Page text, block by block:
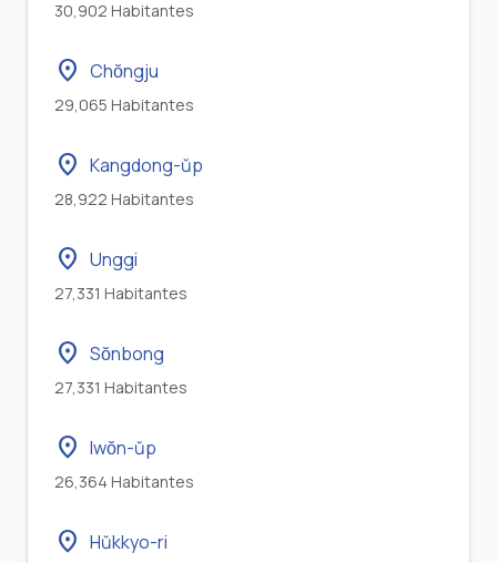
30,902 Habitantes
location_on Chŏngju
29,065 Habitantes
location_on Kangdong-ŭp
28,922 Habitantes
location_on Unggi
27,331 Habitantes
location_on Sŏnbong
27,331 Habitantes
location_on Iwŏn-ŭp
26,364 Habitantes
location_on Hŭkkyo-ri